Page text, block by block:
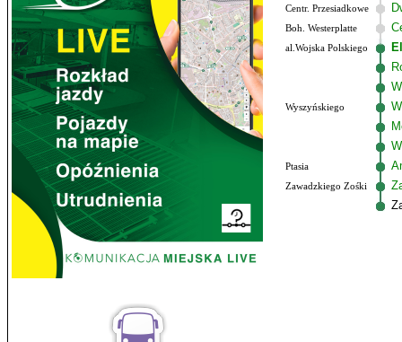
Centr. Przesiadkowe
Boh. Westerplatte
al.Wojska Polskiego
Wyszyńskiego
Ptasia
Zawadzkiego Zośki